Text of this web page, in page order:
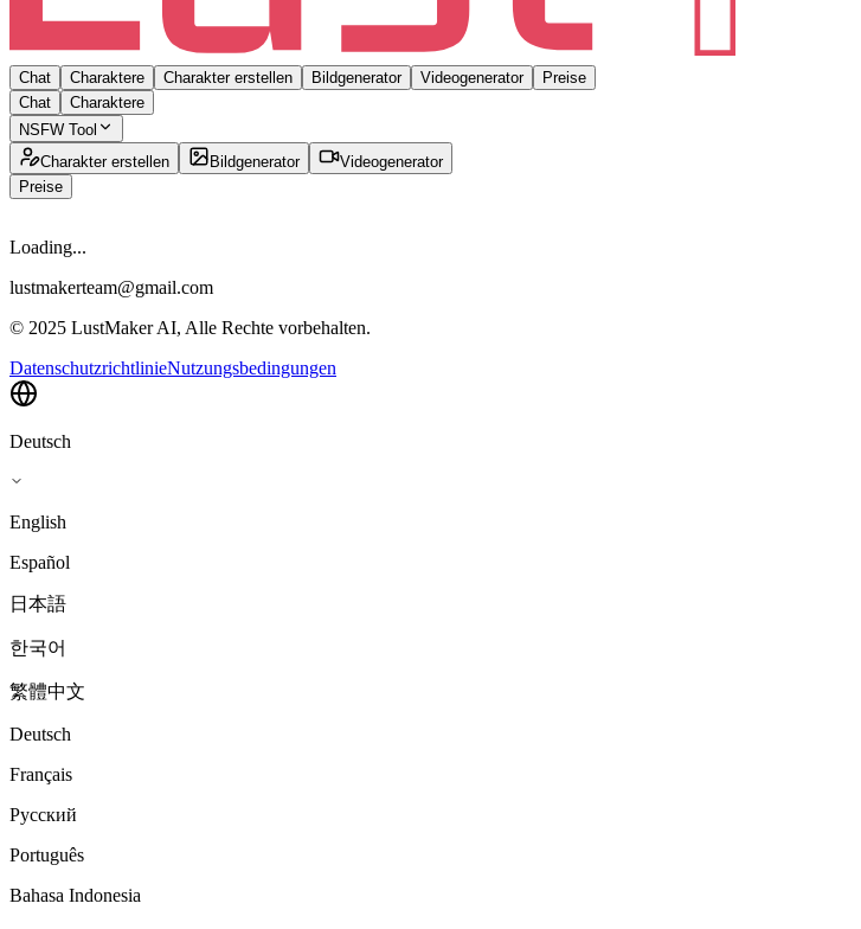
Chat Charaktere Charakter erstellen Bildgenerator Videogenerator
Preise
Chat
Charaktere
NSFW Tool
Charakter erstellen
Bildgenerator
Videogenerator
Preise
Loading...
lustmakerteam@gmail.com
© 2025 LustMaker AI, Alle Rechte vorbehalten.
DatenschutzrichtlinieNutzungsbedingungen
Deutsch
English
Español
日本語
한국어
繁體中文
Deutsch
Français
Русский
Português
Bahasa Indonesia